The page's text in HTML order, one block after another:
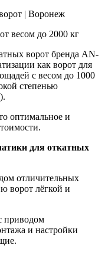
весом до 2000 кг
ворот бренда AN-
как ворот для
с весом до 1000
степенью
оптимальное и
для откатных
отличительных
ворот лёгкой и
приводом
и настройки